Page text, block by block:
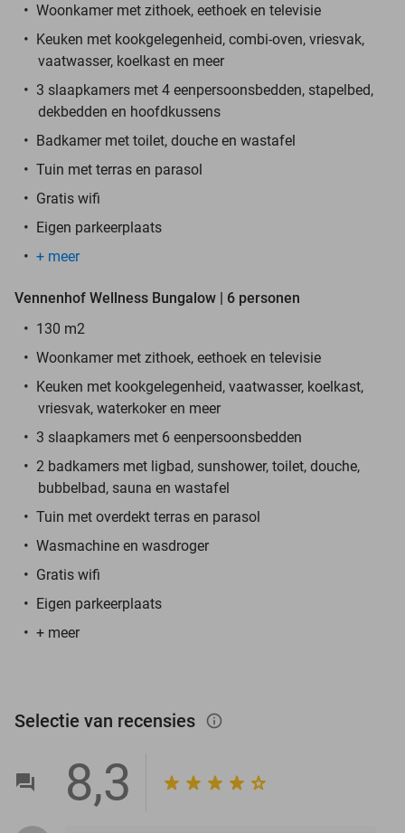
Woonkamer met zithoek, eethoek en televisie
Keuken met kookgelegenheid, combi-oven, vriesvak,
vaatwasser, koelkast en meer
3 slaapkamers met 4 eenpersoonsbedden, stapelbed,
dekbedden en hoofdkussens
Badkamer met toilet, douche en wastafel
Tuin met terras en parasol
Gratis wifi
Eigen parkeerplaats
+ meer
Vennenhof Wellness Bungalow | 6 personen
130 m2
Woonkamer met zithoek, eethoek en televisie
Keuken met kookgelegenheid, vaatwasser, koelkast,
vriesvak, waterkoker en meer
3 slaapkamers met 6 eenpersoonsbedden
2 badkamers met ligbad, sunshower, toilet, douche,
bubbelbad, sauna en wastafel
Tuin met overdekt terras en parasol
Wasmachine en wasdroger
Gratis wifi
Eigen parkeerplaats
+ meer
Selectie van recensies info_outlined
8,3